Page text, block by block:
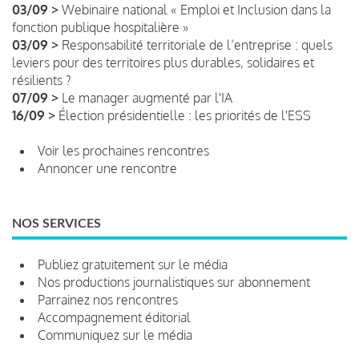
03/09 > Webinaire national « Emploi et Inclusion dans la
fonction publique hospitalière »
03/09 > Responsabilité territoriale de l’entreprise : quels
leviers pour des territoires plus durables, solidaires et
résilients ?
07/09 > Le manager augmenté par l'IA
16/09 > Élection présidentielle : les priorités de l'ESS
Voir les prochaines rencontres
Annoncer une rencontre
NOS SERVICES
Publiez gratuitement sur le média
Nos productions journalistiques sur abonnement
Parrainez nos rencontres
Accompagnement éditorial
Communiquez sur le média